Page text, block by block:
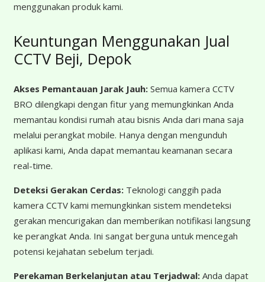
menggunakan produk kami.
Keuntungan Menggunakan Jual
CCTV Beji, Depok
Akses Pemantauan Jarak Jauh:Semua kamera CCTV
BRO dilengkapi dengan fitur yang memungkinkan Anda
memantau kondisi rumah atau bisnis Anda dari mana saja
melalui perangkat mobile. Hanya dengan mengunduh
aplikasi kami, Anda dapat memantau keamanan secara
real-time.
Deteksi Gerakan Cerdas:Teknologi canggih pada
kamera CCTV kami memungkinkan sistem mendeteksi
gerakan mencurigakan dan memberikan notifikasi langsung
ke perangkat Anda. Ini sangat berguna untuk mencegah
potensi kejahatan sebelum terjadi.
Perekaman Berkelanjutan atau Terjadwal:Anda dapat